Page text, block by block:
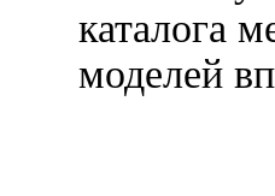
каталога
моделей